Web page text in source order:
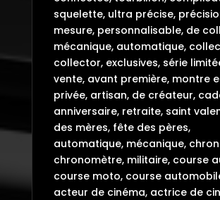
squelette, ultra précise,
mesure, personnalisable, de
mécanique, automatique,
collector, exclusives, série
vente, avant première, montre
privée, artisan, de créateur,
anniversaire, retraite, saint
des mères, fête des pères,
automatique, mécanique,
chronomètre, militaire, course
course moto, course
acteur de cinéma, actrice de